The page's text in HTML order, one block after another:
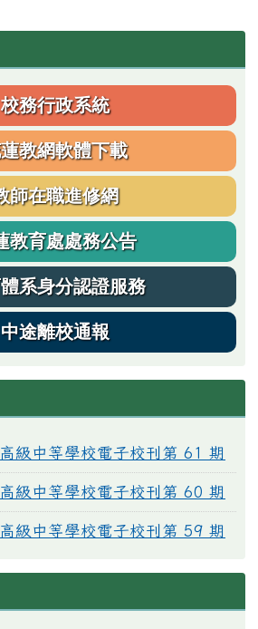
校務行政系統
教網軟體下載
師在職進修網
教育處處務公告
系身分認證服務
中途離校通報
級中等學校電子校刊第 61 期
級中等學校電子校刊第 60 期
級中等學校電子校刊第 59 期